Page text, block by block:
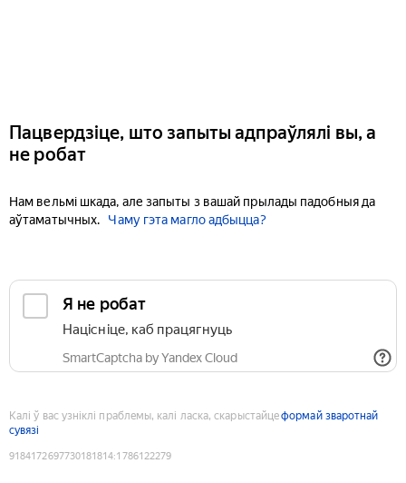
Пацвердзіце, што запыты адпраўлялі вы, а
не робат
Нам вельмі шкада, але запыты з вашай прылады падобныя да
аўтаматычных.
Чаму гэта магло адбыцца?
Я не робат
Націсніце, каб працягнуць
SmartCaptcha by Yandex Cloud
Калі ў вас узніклі праблемы, калі ласка, скарыстайцеформай зваротнай
сувязі
9184172697730181814:1786122279